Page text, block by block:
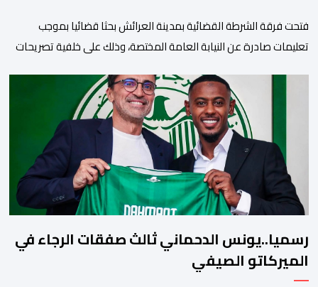
فتحت فرقة الشرطة القضائية بمدينة العرائش بحثا قضائيا بموجب
تعليمات صادرة عن النيابة العامة المختصة، وذلك على خلفية تصريحات
وأعادت تداولها حسابات على شبكات التواصل الاجتماعي. وكانت
السيدة المذكورة قد صرحت بمعطيات مضللة، واتهامات كيدية، تدعي
فيها بأن جهات رسمية هي من فتحت الحدود في […]
رسميا..يونس الدحماني ثالث صفقات الرجاء في
الميركاتو الصيفي